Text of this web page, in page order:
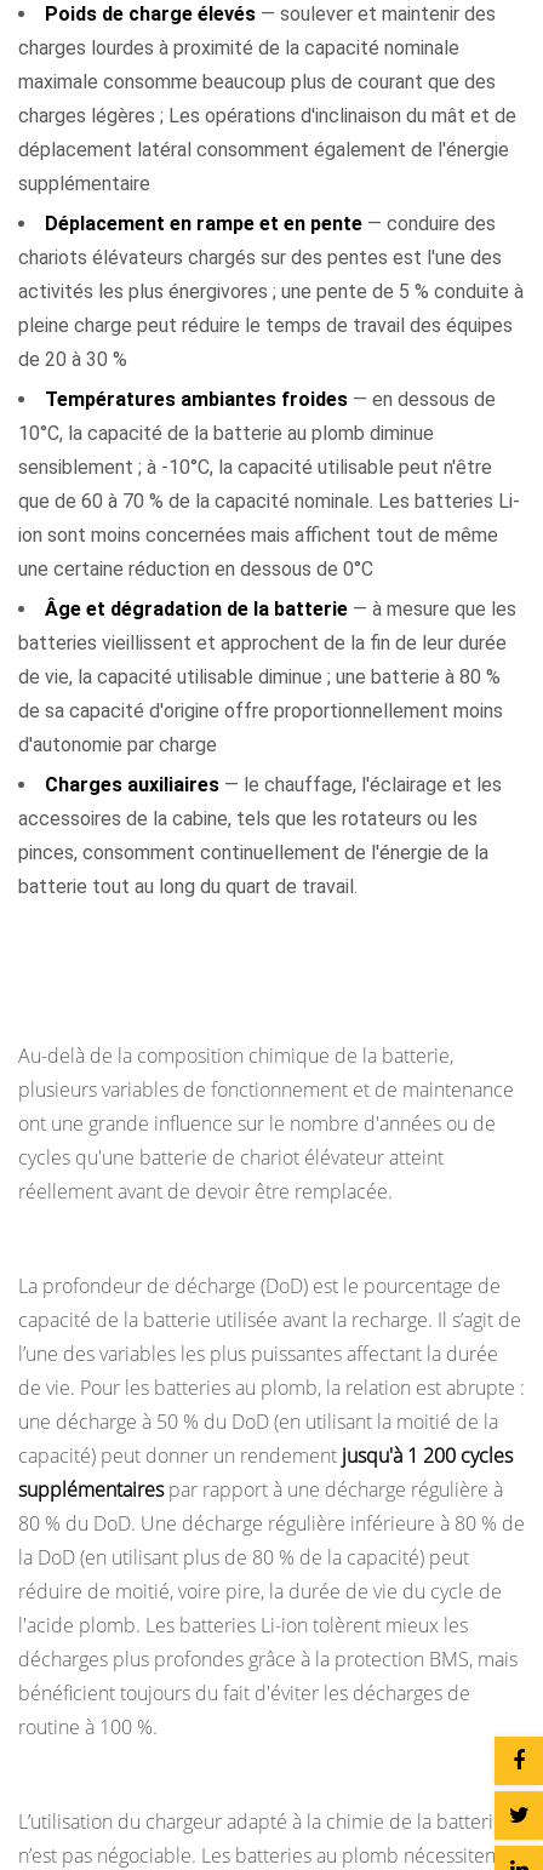
Poids de charge élevés — soulever et maintenir des
charges lourdes à proximité de la capacité nominale
maximale consomme beaucoup plus de courant que des
charges légères ; Les opérations d'inclinaison du mât et de
déplacement latéral consomment également de l'énergie
supplémentaire
Déplacement en rampe et en pente — conduire des
chariots élévateurs chargés sur des pentes est l'une des
activités les plus énergivores ; une pente de 5 % conduite à
pleine charge peut réduire le temps de travail des équipes
de 20 à 30 %
Températures ambiantes froides — en dessous de
10°C, la capacité de la batterie au plomb diminue
sensiblement ; à -10°C, la capacité utilisable peut n'être
que de 60 à 70 % de la capacité nominale. Les batteries Li-
ion sont moins concernées mais affichent tout de même
une certaine réduction en dessous de 0°C
Âge et dégradation de la batterie — à mesure que les
batteries vieillissent et approchent de la fin de leur durée
de vie, la capacité utilisable diminue ; une batterie à 80 %
de sa capacité d'origine offre proportionnellement moins
d'autonomie par charge
Charges auxiliaires — le chauffage, l'éclairage et les
accessoires de la cabine, tels que les rotateurs ou les
pinces, consomment continuellement de l'énergie de la
batterie tout au long du quart de travail.
Au-delà de la composition chimique de la batterie,
plusieurs variables de fonctionnement et de maintenance
ont une grande influence sur le nombre d'années ou de
cycles qu'une batterie de chariot élévateur atteint
réellement avant de devoir être remplacée.
La profondeur de décharge (DoD) est le pourcentage de
capacité de la batterie utilisée avant la recharge. Il s’agit de
l’une des variables les plus puissantes affectant la durée
de vie. Pour les batteries au plomb, la relation est abrupte :
une décharge à 50 % du DoD (en utilisant la moitié de la
capacité) peut donner un rendement jusqu'à 1 200 cycles
supplémentairespar rapport à une décharge régulière à
80 % du DoD. Une décharge régulière inférieure à 80 % de
la DoD (en utilisant plus de 80 % de la capacité) peut
réduire de moitié, voire pire, la durée de vie du cycle de
l'acide plomb. Les batteries Li-ion tolèrent mieux les
décharges plus profondes grâce à la protection BMS, mais
bénéficient toujours du fait d'éviter les décharges de
routine à 100 %.
L’utilisation du chargeur adapté à la chimie de la batterie
n’est pas négociable. Les batteries au plomb nécessitent